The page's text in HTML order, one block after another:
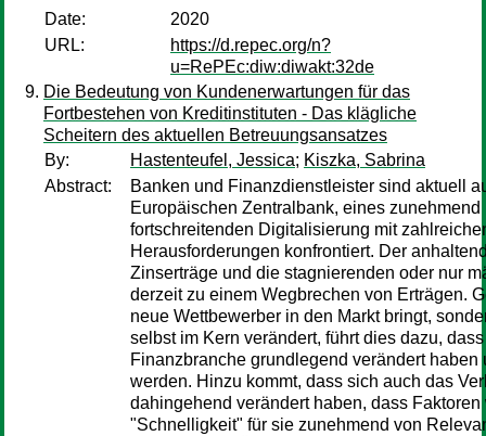
Date:
2020
URL:
https://d.repec.org/n?
u=RePEc:diw:diwakt:32de
Die Bedeutung von Kundenerwartungen für das
Fortbestehen von Kreditinstituten - Das klägliche
Scheitern des aktuellen Betreuungsansatzes
By:
Hastenteufel, Jessica; Kiszka, Sabrina
Abstract:
Banken und Finanzdienstleister sind aktuell
Europäischen Zentralbank, eines
fortschreitenden Digitalisierung mit
Herausforderungen konfrontiert. Der
Zinserträge und die stagnierenden oder nur
derzeit zu einem Wegbrechen von Erträgen.
neue Wettbewerber in den Markt bringt,
selbst im Kern verändert, führt dies dazu,
Finanzbranche grundlegend verändert
werden. Hinzu kommt, dass sich auch das
dahingehend verändert haben, dass
"Schnelligkeit" für sie zunehmend von